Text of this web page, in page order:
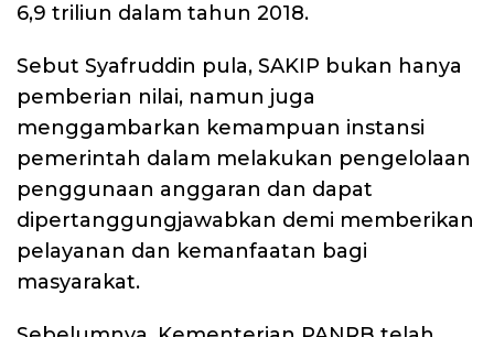
6,9 triliun dalam tahun 2018.
Sebut Syafruddin pula, SAKIP bukan hanya
pemberian nilai, namun juga
menggambarkan kemampuan instansi
pemerintah dalam melakukan pengelolaan
penggunaan anggaran dan dapat
dipertanggungjawabkan demi memberikan
pelayanan dan kemanfaatan bagi
masyarakat.